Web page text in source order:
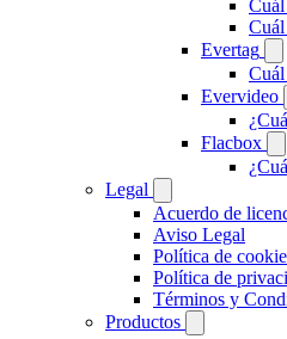
Evertag
Evervideo
Flacbox
Legal
Acuerdo de
Aviso Legal
Política de
Política de
Términos y
Productos